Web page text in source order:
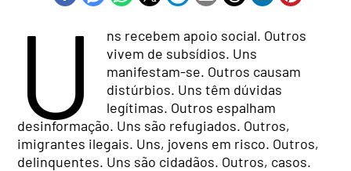
U
ns recebem apoio social. Outros
vivem de subsídios. Uns
manifestam-se. Outros causam
distúrbios. Uns têm dúvidas
legítimas. Outros espalham
desinformação. Uns são refugiados. Outros,
imigrantes ilegais. Uns, jovens em risco. Outros,
delinquentes. Uns são cidadãos. Outros, casos.